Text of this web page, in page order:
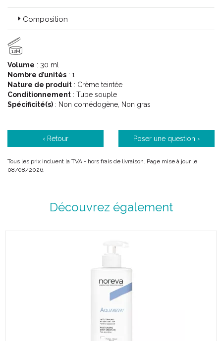
adolescents, alliant haute efficacité, tolérance optimale et
propriétés matifiantes exceptionnelles, grâce aux technologies
Micro-éponges et Pure Color HD, les soins anti-imperfections
plaisir.
Code ACL : 9960983
Code EAN : 3401399609831
Composition
12M
Volume : 30 ml
Nombre d’unités : 1
Nature de produit : Crème teintée
Conditionnement : Tube souple
Spécificité(s) : Non comédogène, Non gras
‹ Retour Poser une question ›
Tous les prix incluent la TVA - hors frais de livraison. Page mise à jour le
08/08/2026.
Découvrez également